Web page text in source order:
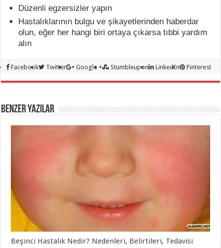
Düzenli egzersizler yapın
Hastalıklarının bulgu ve şikayetlerinden haberdar
olun, eğer her hangi biri ortaya çıkarsa tıbbi yardım
alın
Facebook Twitter Google + Stumbleupon LinkedIn Pinterest
BENZER YAZILAR
Beşinci Hastalık Nedir? Nedenleri, Belirtileri, Tedavisi